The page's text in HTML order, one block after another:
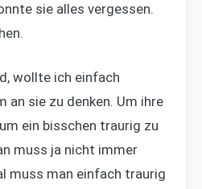
sie alles vergessen.
wollte ich einfach
an sie zu denken. Um ihre
ein bisschen traurig zu
muss ja nicht immer
muss man einfach traurig